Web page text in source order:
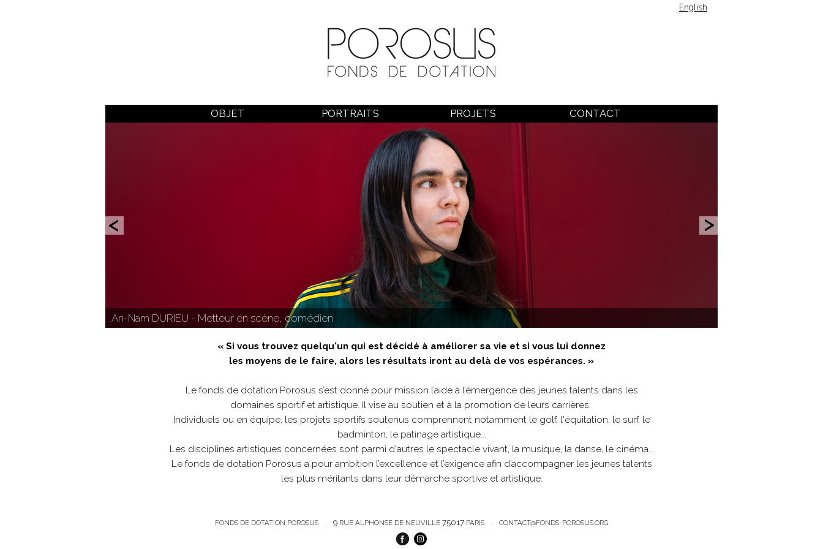
English
OBJET PORTRAITS PROJETS CONTACT
An-Nam DURIEU - Metteur en scène, comédien
« Si vous trouvez quelqu'un qui est décidé à améliorer sa vie et si vous lui donnez
les moyens de le faire, alors les résultats iront au delà de vos espérances. »
Le fonds de dotation Porosus s’est donné pour mission l’aide à l’émergence des jeunes talents dans les
domaines sportif et artistique. Il vise au soutien et à la promotion de leurs carrières.
Individuels ou en équipe, les projets sportifs soutenus comprennent notamment le golf, l'équitation, le surf, le
badminton, le patinage artistique...
Les disciplines artistiques concernées sont parmi d'autres le spectacle vivant, la musique, la danse, le cinéma...
Le fonds de dotation Porosus a pour ambition l’excellence et l’exigence afin d’accompagner les jeunes talents
les plus méritants dans leur démarche sportive et artistique.
FONDS DE DOTATION POROSUS 9 RUE ALPHONSE DE NEUVILLE 75017 PARIS CONTACT@FONDS-POROSUS.ORG